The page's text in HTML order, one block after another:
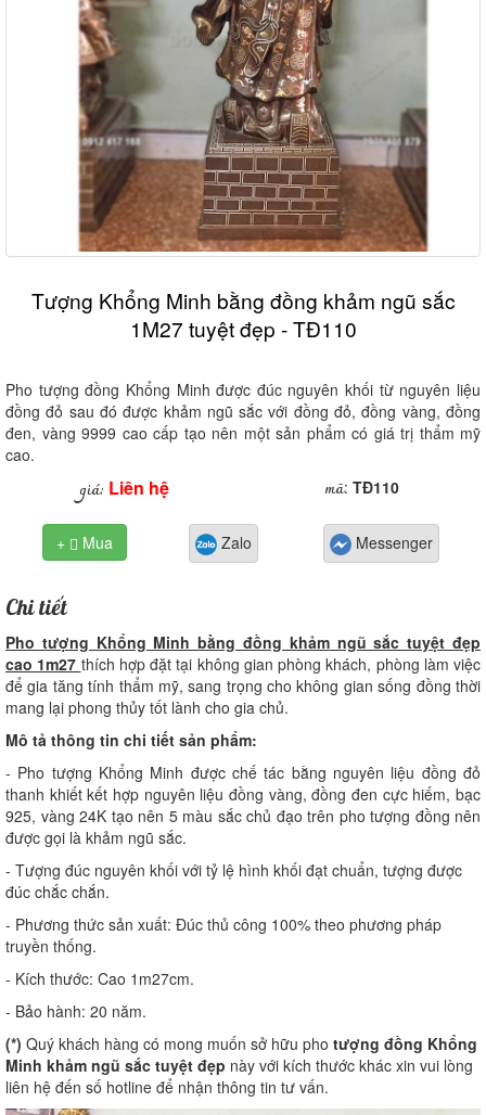
Tượng Khổng Minh bằng đồng khảm ngũ sắc
1M27 tuyệt đẹp - TĐ110
Pho tượng đồng Khổng Minh được đúc nguyên khối từ nguyên liệu
đồng đỏ sau đó được khảm ngũ sắc với đồng đỏ, đồng vàng, đồng
đen, vàng 9999 cao cấp tạo nên một sản phẩm có giá trị thẩm mỹ
cao.
giá: Liên hệ mã: TĐ110
+  Mua Zalo Messenger
Chi tiết
Pho tượng Khổng Minh bằng đồng khảm ngũ sắc tuyệt đẹp
cao 1m27 thích hợp đặt tại không gian phòng khách, phòng làm việc
để gia tăng tính thẩm mỹ, sang trọng cho không gian sống đồng thời
mang lại phong thủy tốt lành cho gia chủ.
Mô tả thông tin chi tiết sản phẩm:
- Pho tượng Khổng Minh được chế tác bằng nguyên liệu đồng đỏ
thanh khiết kết hợp nguyên liệu đồng vàng, đồng đen cực hiếm, bạc
925, vàng 24K tạo nên 5 màu sắc chủ đạo trên pho tượng đồng nên
được gọi là khảm ngũ sắc.
- Tượng đúc nguyên khối với tỷ lệ hình khối đạt chuẩn, tượng được
đúc chắc chắn.
- Phương thức sản xuất: Đúc thủ công 100% theo phương pháp
truyền thống.
- Kích thước: Cao 1m27cm.
- Bảo hành: 20 năm.
(*) Quý khách hàng có mong muốn sở hữu pho tượng đồng Khổng
Minh khảm ngũ sắc tuyệt đẹp này với kích thước khác xin vui lòng
liên hệ đến số hotline để nhận thông tin tư vấn.